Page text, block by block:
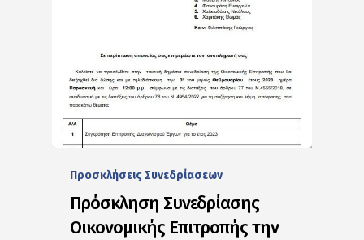
Προσκλήσεις Συνεδρίασεων
Πρόσκληση Συνεδρίασης
Οικονομικής Επιτροπής την